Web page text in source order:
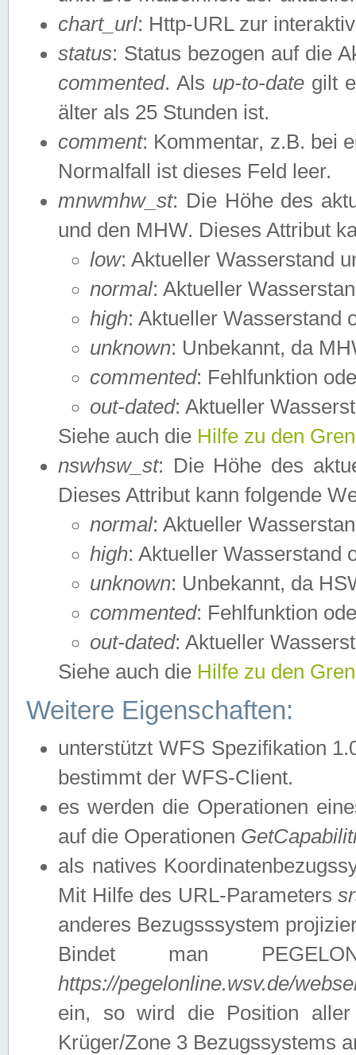
chart_url: Http-URL zur
status: Status bezogen auf die
commented. Als up-to-date gilt
älter als 25 Stunden ist.
comment: Kommentar, z.B. bei
Normalfall ist dieses Feld leer.
mnwmhw_st: Die Höhe des
und den MHW. Dieses Attribut
low: Aktueller Wasserstand
normal: Aktueller
high: Aktueller Wasserstand
unknown: Unbekannt, da
commented: Fehlfunktion
out-dated: Aktueller
Siehe auch die Hilfe zu den
nswhsw_st: Die Höhe des
Dieses Attribut kann folgende
normal: Aktueller
high: Aktueller Wasserstand
unknown: Unbekannt, da
commented: Fehlfunktion
out-dated: Aktueller
Siehe auch die Hilfe zu den
Weitere Eigenschaften:
unterstützt WFS Spezifikation
bestimmt der WFS-Client.
es werden die Operationen
auf die Operationen
als natives
Mit Hilfe des URL-Parameters
anderes Bezugsssystem
Bindet man
https://pegelonline.wsv.de/
ein, so wird die Position
Krüger/Zone 3 Bezugssystems